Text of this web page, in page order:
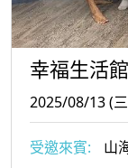
幸福生活館
2025/08/13 (
受邀來賓:
山